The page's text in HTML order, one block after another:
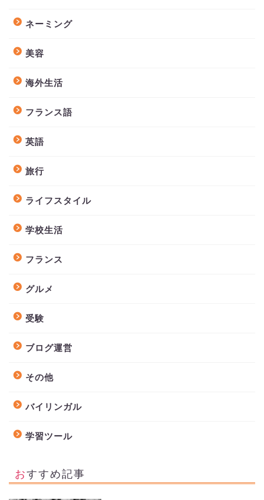
ネーミング
美容
海外生活
フランス語
英語
旅行
ライフスタイル
学校生活
フランス
グルメ
受験
ブログ運営
その他
バイリンガル
学習ツール
おすすめ記事